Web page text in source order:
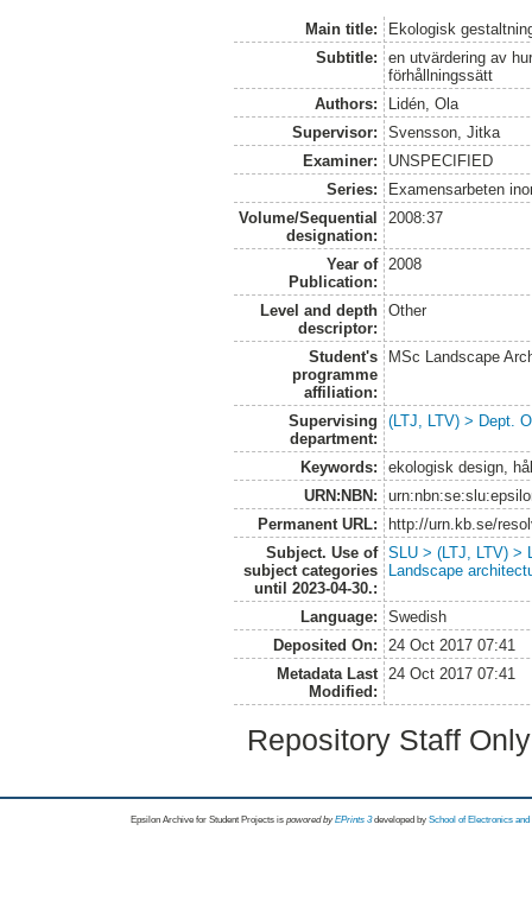
Main title:
Ekologisk
Subtitle:
en utvärdering av
förhållningssätt
Authors:
Lidén, Ola
Supervisor:
Svensson, Jitka
Examiner:
UNSPECIFIED
Series:
Examensarbeten
Volume/Sequential
designation:
2008:37
Year of
Publication:
2008
Level and depth
descriptor:
Other
Student's
programme
affiliation:
MSc Landscape
Supervising
department:
(LTJ, LTV) > Dept.
Keywords:
ekologisk design,
URN:NBN:
Permanent URL:
http://urn.kb.se/
Subject. Use of
subject categories
until 2023-04-30.:
SLU > (LTJ, LTV) >
Landscape
Language:
Swedish
Deposited On:
24 Oct 2017 07:41
Metadata Last
Modified:
24 Oct 2017 07:41
Repository Staff
Epsilon Archive for Student Projects is powored byEPrints 3 developed by School of Electronics